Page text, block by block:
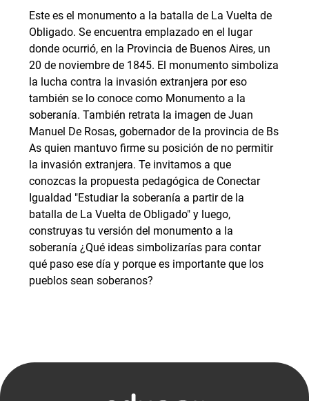
Este es el monumento a la batalla de La Vuelta de
Obligado. Se encuentra emplazado en el lugar
donde ocurrió, en la Provincia de Buenos Aires, un
20 de noviembre de 1845. El monumento simboliza
la lucha contra la invasión extranjera por eso
también se lo conoce como Monumento a la
soberanía. También retrata la imagen de Juan
Manuel De Rosas, gobernador de la provincia de Bs
As quien mantuvo firme su posición de no permitir
la invasión extranjera. Te invitamos a que
conozcas la propuesta pedagógica de Conectar
Igualdad "Estudiar la soberanía a partir de la
batalla de La Vuelta de Obligado" y luego,
construyas tu versión del monumento a la
soberanía ¿Qué ideas simbolizarías para contar
qué paso ese día y porque es importante que los
pueblos sean soberanos?